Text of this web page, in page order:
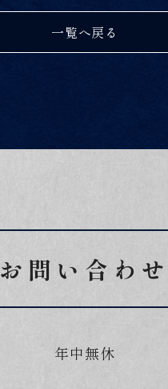
一覧へ戻る
お問い合わ
年中無休